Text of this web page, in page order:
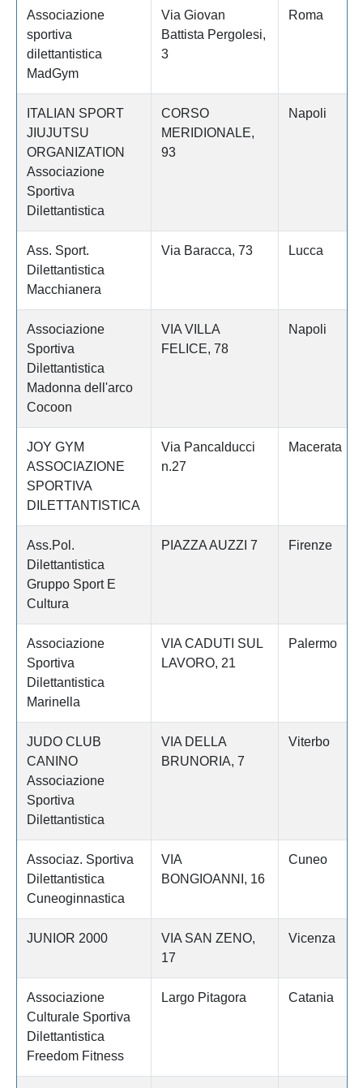
Associazione
sportiva
dilettantistica
MadGym
Via Giovan
Battista Pergolesi,
3
Roma
ITALIAN SPORT
JIUJUTSU
ORGANIZATION
Associazione
Sportiva
Dilettantistica
CORSO
MERIDIONALE,
93
Napoli
Ass. Sport.
Dilettantistica
Macchianera
Via Baracca, 73 Lucca
Associazione
Sportiva
Dilettantistica
Madonna dell'arco
Cocoon
VIA VILLA
FELICE, 78
Napoli
JOY GYM
ASSOCIAZIONE
SPORTIVA
DILETTANTISTICA
Via Pancalducci
n.27
Macerata
Ass.Pol.
Dilettantistica
Gruppo Sport E
Cultura
PIAZZA AUZZI 7 Firenze
Associazione
Sportiva
Dilettantistica
Marinella
VIA CADUTI SUL
LAVORO, 21
Palermo
JUDO CLUB
CANINO
Associazione
Sportiva
Dilettantistica
VIA DELLA
BRUNORIA, 7
Viterbo
Associaz. Sportiva
Dilettantistica
Cuneoginnastica
VIA
BONGIOANNI, 16
Cuneo
JUNIOR 2000
VIA SAN ZENO,
17
Vicenza
Associazione
Culturale Sportiva
Dilettantistica
Freedom Fitness
Largo Pitagora Catania